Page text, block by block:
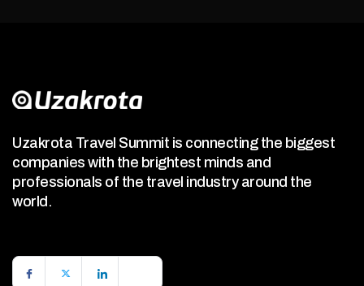
Uzakrota Travel Summit is connecting the biggest
companies with the brightest minds and
professionals of the travel industry around the
world.